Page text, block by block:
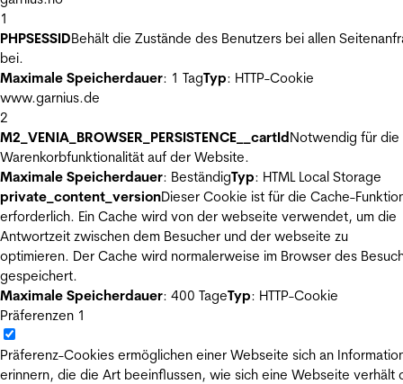
1
PHPSESSIDBehält die Zustände des Benutzers bei allen
bei.
Maximale Speicherdauer: 1 TagTyp: HTTP-Cookie
www.garnius.de
2
M2_VENIA_BROWSER_PERSISTENCE__cartIdNotwendig für die
Warenkorbfunktionalität auf der Website.
Maximale Speicherdauer: BeständigTyp: HTML Local Storage
private_content_versionDieser Cookie ist für die Cache-
erforderlich. Ein Cache wird von der webseite verwendet, um die
Antwortzeit zwischen dem Besucher und der webseite zu
optimieren. Der Cache wird normalerweise im Browser des
gespeichert.
Maximale Speicherdauer: 400 TageTyp: HTTP-Cookie
Präferenzen 1
Präferenz-Cookies ermöglichen einer Webseite sich an
erinnern, die die Art beeinflussen, wie sich eine Webseite verhält